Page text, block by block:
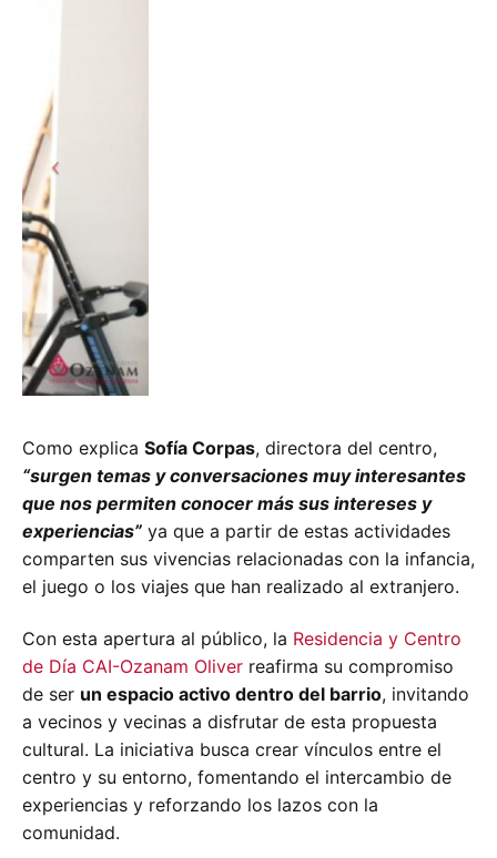
Como explica Sofía Corpas, directora del centro,
“surgen temas y conversaciones muy interesantes
que nos permiten conocer más sus intereses y
experiencias” ya que a partir de estas actividades
comparten sus vivencias relacionadas con la infancia,
el juego o los viajes que han realizado al extranjero.
Con esta apertura al público, la Residencia y Centro
de Día CAI-Ozanam Oliver reafirma su compromiso
de ser un espacio activo dentro del barrio, invitando
a vecinos y vecinas a disfrutar de esta propuesta
cultural. La iniciativa busca crear vínculos entre el
centro y su entorno, fomentando el intercambio de
experiencias y reforzando los lazos con la
comunidad.